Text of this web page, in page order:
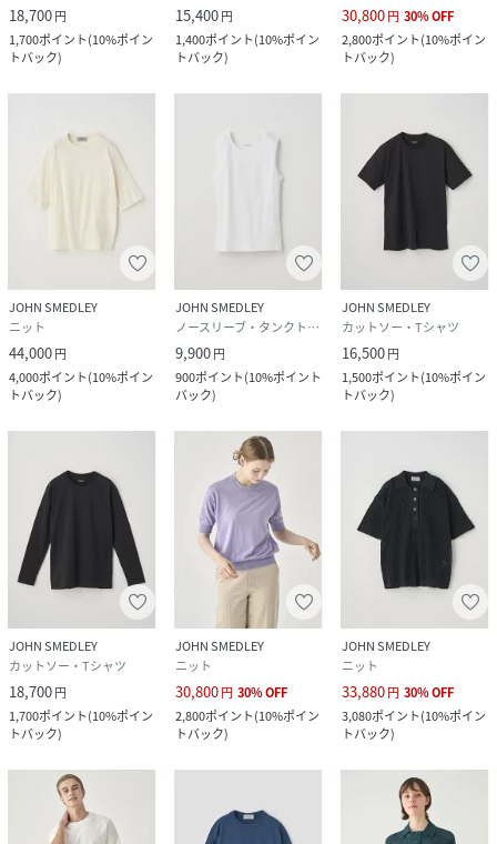
18,700円
1,700ポイント(10%ポイン
トバック)
15,400円
1,400ポイント(10%ポイン
トバック)
30,800円 30%OFF
2,800ポイント(10%ポイン
トバック)
JOHN SMEDLEY
ニット
44,000円
4,000ポイント(10%ポイン
トバック)
JOHN SMEDLEY
ノースリーブ・タンクトップ
9,900円
900ポイント(10%ポイント
バック)
JOHN SMEDLEY
カットソー・Tシャツ
16,500円
1,500ポイント(10%ポイン
トバック)
JOHN SMEDLEY
カットソー・Tシャツ
18,700円
1,700ポイント(10%ポイン
トバック)
JOHN SMEDLEY
ニット
30,800円 30%OFF
2,800ポイント(10%ポイン
トバック)
JOHN SMEDLEY
ニット
33,880円 30%OFF
3,080ポイント(10%ポイン
トバック)